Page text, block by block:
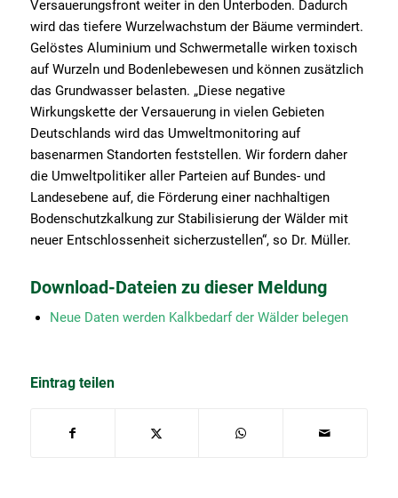
Versauerungsfront weiter in den Unterboden. Dadurch
wird das tiefere Wurzelwachstum der Bäume vermindert.
Gelöstes Aluminium und Schwermetalle wirken toxisch
auf Wurzeln und Bodenlebewesen und können zusätzlich
das Grundwasser belasten. „Diese negative
Wirkungskette der Versauerung in vielen Gebieten
Deutschlands wird das Umweltmonitoring auf
basenarmen Standorten feststellen. Wir fordern daher
die Umweltpolitiker aller Parteien auf Bundes- und
Landesebene auf, die Förderung einer nachhaltigen
Bodenschutzkalkung zur Stabilisierung der Wälder mit
neuer Entschlossenheit sicherzustellen“, so Dr. Müller.
Download-Dateien zu dieser Meldung
Neue Daten werden Kalkbedarf der Wälder belegen
Eintrag teilen